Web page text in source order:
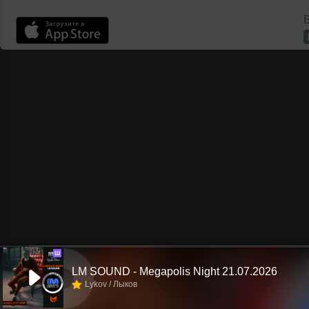
Ш
LM SOUND - Megapolis Night 21.07.2026
Lykov / Лыков